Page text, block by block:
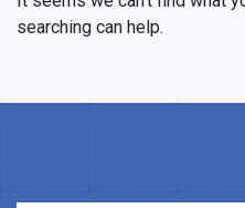
searching can help.